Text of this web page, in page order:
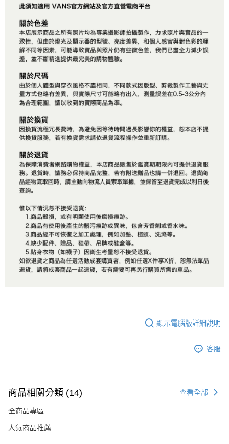
顯示電腦版詳細說明
客服
商品相關分類 (14) 查看全部
全商品專區
人氣商品推薦